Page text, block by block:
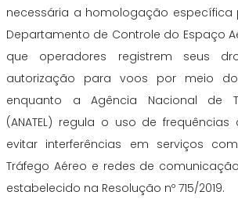
necessária a homologação específica
Departamento de Controle do Espaço
que operadores registrem seus
autorização para voos por meio do
enquanto a Agência Nacional de
(ANATEL) regula o uso de
evitar interferências em serviços
Tráfego Aéreo e redes de
estabelecido na Resolução nº 715/2019.